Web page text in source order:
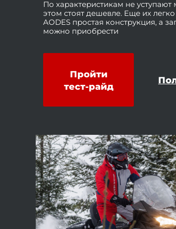
По характеристикам не
этом стоят дешевле. Еще их
AODES простая конструкция, а
можно приобрести
Пройти
тест-райд